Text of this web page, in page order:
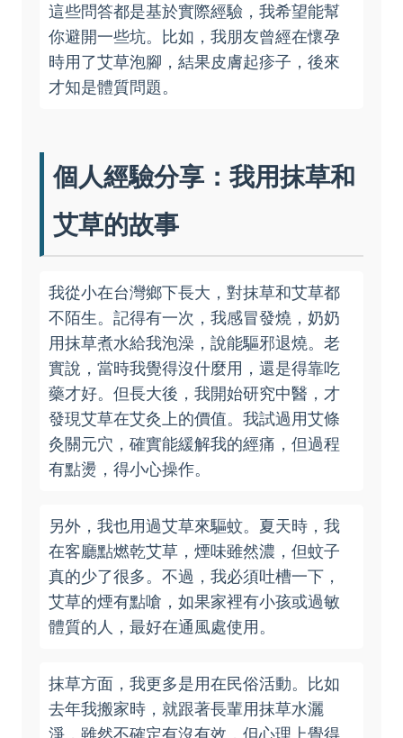
這些問答都是基於實際經驗，我希望能幫
你避開一些坑。比如，我朋友曾經在懷孕
時用了艾草泡腳，結果皮膚起疹子，後來
才知是體質問題。
個人經驗分享：我用抹草和
艾草的故事
我從小在台灣鄉下長大，對抹草和艾草都
不陌生。記得有一次，我感冒發燒，奶奶
用抹草煮水給我泡澡，說能驅邪退燒。老
實說，當時我覺得沒什麼用，還是得靠吃
藥才好。但長大後，我開始研究中醫，才
發現艾草在艾灸上的價值。我試過用艾條
灸關元穴，確實能緩解我的經痛，但過程
有點燙，得小心操作。
另外，我也用過艾草來驅蚊。夏天時，我
在客廳點燃乾艾草，煙味雖然濃，但蚊子
真的少了很多。不過，我必須吐槽一下，
艾草的煙有點嗆，如果家裡有小孩或過敏
體質的人，最好在通風處使用。
抹草方面，我更多是用在民俗活動。比如
去年我搬家時，就跟著長輩用抹草水灑
淨，雖然不確定有沒有效，但心理上覺得